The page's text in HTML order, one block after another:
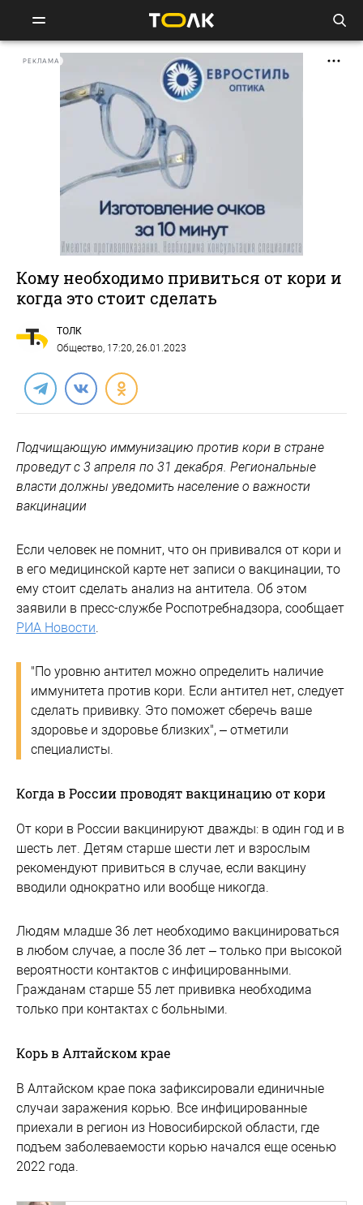
РЕКЛАМА
Кому необходимо привиться от кори и
когда это стоит сделать
ТОЛК
Общество, 17:20, 26.01.2023
Подчищающую иммунизацию против кори в стране
проведут с 3 апреля по 31 декабря. Региональные
власти должны уведомить население о важности
вакцинации
Если человек не помнит, что он прививался от кори и
в его медицинской карте нет записи о вакцинации, то
ему стоит сделать анализ на антитела. Об этом
заявили в пресс-службе Роспотребнадзора, сообщает
РИА Новости.
"По уровню антител можно определить наличие
иммунитета против кори. Если антител нет, следует
сделать прививку. Это поможет сберечь ваше
здоровье и здоровье близких", – отметили
специалисты.
Когда в России проводят вакцинацию от кори
От кори в России вакцинируют дважды: в один год и в
шесть лет. Детям старше шести лет и взрослым
рекомендуют привиться в случае, если вакцину
вводили однократно или вообще никогда.
Людям младше 36 лет необходимо вакцинироваться
в любом случае, а после 36 лет – только при высокой
вероятности контактов с инфицированными.
Гражданам старше 55 лет прививка необходима
только при контактах с больными.
Корь в Алтайском крае
В Алтайском крае пока зафиксировали единичные
случаи заражения корью. Все инфицированные
приехали в регион из Новосибирской области, где
подъем заболеваемости корью начался еще осенью
2022 года.